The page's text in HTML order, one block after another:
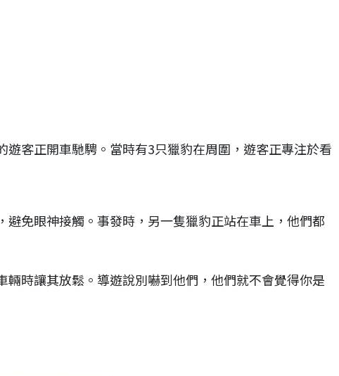
客正開車馳騁。當時有3只獵豹在周圍，遊客正專注於看
免眼神接觸。事發時，另一隻獵豹正站在車上，他們都
時讓其放鬆。導遊說別嚇到他們，他們就不會覺得你是​​